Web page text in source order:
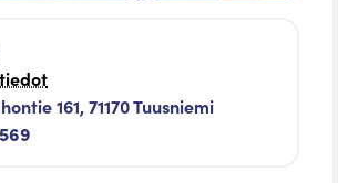
161, 71170 Tuusniemi